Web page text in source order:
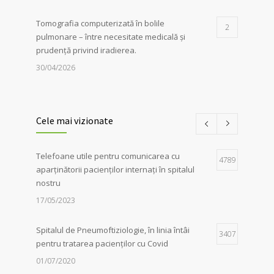
Tomografia computerizată în bolile
pulmonare – între necesitate medicală și
prudență privind iradierea.
2
30/04/2026
Pneumoftiziologie Sibiu
Campania Antifumat:Conferința „Foamea
de sens. Fără dependențe !”, susținută de
părintele Constantin Necula și medicul
18/06/2024
Cele mai vizionate
Telefoane utile pentru comunicarea cu
aparținătorii pacienților internați în spitalul
nostru
4789
17/05/2023
Spitalul de Pneumoftiziologie, în linia întâi
pentru tratarea pacienților cu Covid
3407
01/07/2020